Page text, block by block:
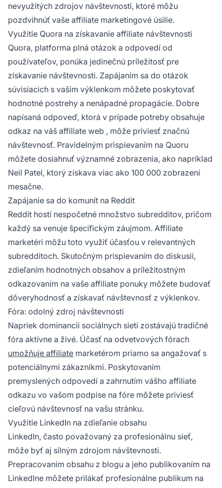
nevyužitých zdrojov návštevnosti, ktoré môžu
pozdvihnúť vaše affiliate marketingové úsilie.
Využitie Quora na získavanie affiliate návštevnosti
Quora, platforma plná otázok a odpovedí od
používateľov, ponúka jedinečnú príležitosť pre
získavanie návštevnosti. Zapájaním sa do otázok
súvisiacich s vaším výklenkom môžete poskytovať
hodnotné postrehy a nenápadné propagácie. Dobre
napísaná odpoveď, ktorá v prípade potreby obsahuje
odkaz na váš affiliate web , môže priviesť značnú
návštevnosť. Pravidelným prispievaním na Quoru
môžete dosiahnuť významné zobrazenia, ako napríklad
Neil Patel, ktorý získava viac ako 100 000 zobrazení
mesačne.
Zapájanie sa do komunít na Reddit
Reddit hostí nespočetné množstvo subredditov, pričom
každý sa venuje špecifickým záujmom. Affiliate
marketéri môžu toto využiť účasťou v relevantných
subredditoch. Skutočným prispievaním do diskusií,
zdieľaním hodnotných obsahov a príležitostným
odkazovaním na vaše affiliate ponuky môžete budovať
dôveryhodnosť a získavať návštevnosť z výklenkov.
Fóra: odolný zdroj návštevnosti
Napriek dominancii sociálnych sietí zostávajú tradičné
fóra aktívne a živé. Účasť na odvetvových fórach
umožňuje affiliate marketérom priamo sa angažovať s
potenciálnymi zákazníkmi. Poskytovaním
premyslených odpovedí a zahrnutím vášho affiliate
odkazu vo vašom podpise na fóre môžete priviesť
cieľovú návštevnosť na vašu stránku.
Využitie LinkedIn na zdieľanie obsahu
LinkedIn, často považovaný za profesionálnu sieť,
môže byť aj silným zdrojom návštevnosti.
Prepracovaním obsahu z blogu a jeho publikovaním na
LinkedIne môžete prilákať profesionálne publikum na